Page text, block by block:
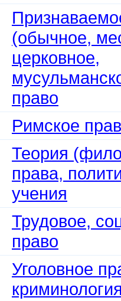
(обычное,
церковное,
право
Римское
Теория
права,
учения
Трудовое,
право
Уголовное
криминология